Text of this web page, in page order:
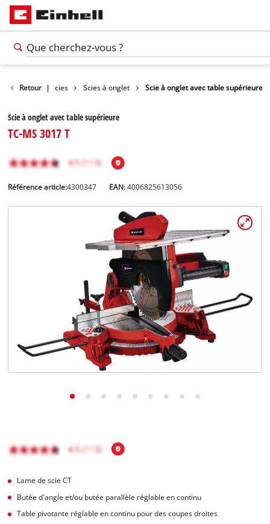
Retour |
Outils Scies Scies à onglet Scie à onglet avec table supérieure
Scie à onglet avec table supérieure
TC-MS 3017 T
Référence article:4300347 EAN:4006825613056
Lame de scie CT
Butée d'angle et/ou butée parallèle réglable en continu
Table pivotante réglable en continu pour des coupes droites